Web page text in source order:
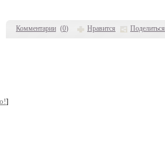
Комментарии (0) Нравится Поделиться
]